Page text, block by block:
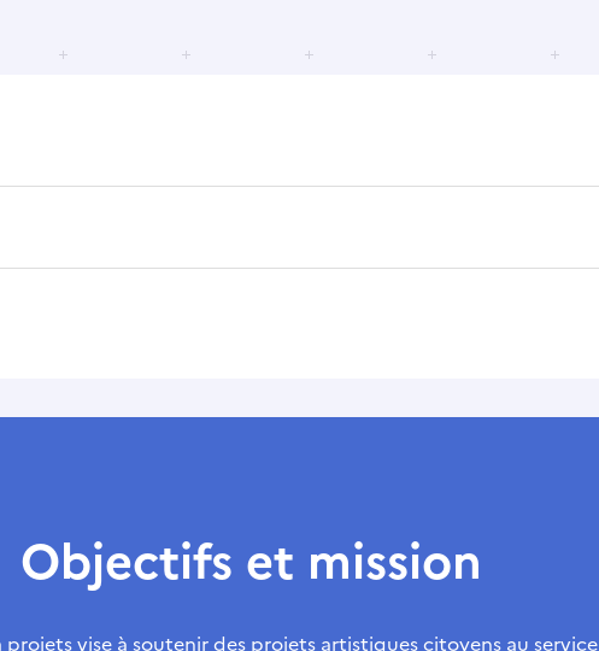
Objectifs et mission
projets vise à soutenir des projets artistiques citoyens au service